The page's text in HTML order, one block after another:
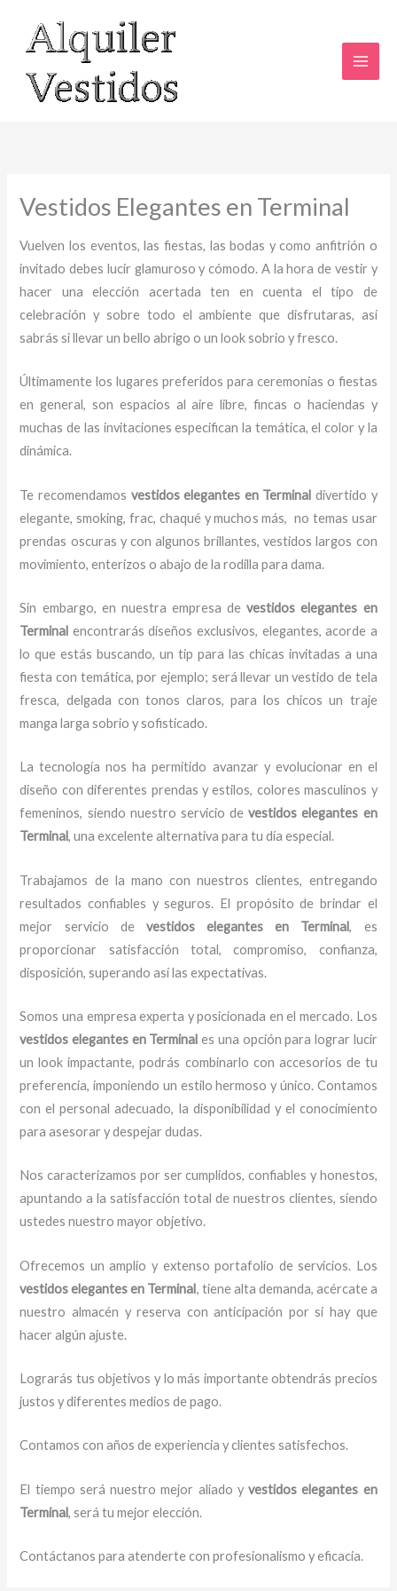
contenido
Vestidos Elegantes en Terminal
Vuelven los eventos, las fiestas, las bodas y como anfitrión o
invitado debes lucir glamuroso y cómodo. A la hora de vestir y
hacer una elección acertada ten en cuenta el tipo de
celebración y sobre todo el ambiente que disfrutaras, así
sabrás si llevar un bello abrigo o un look sobrio y fresco.
Últimamente los lugares preferidos para ceremonias o fiestas
en general, son espacios al aire libre, fincas o haciendas y
muchas de las invitaciones especifican la temática, el color y la
dinámica.
Te recomendamos vestidos elegantes en Terminal divertido y
elegante, smoking, frac, chaqué y muchos más, no temas usar
prendas oscuras y con algunos brillantes, vestidos largos con
movimiento, enterizos o abajo de la rodilla para dama.
Sin embargo, en nuestra empresa devestidos elegantes en
Terminal encontrarás diseños exclusivos, elegantes, acorde a
lo que estás buscando, un tip para las chicas invitadas a una
fiesta con temática, por ejemplo; será llevar un vestido de tela
fresca, delgada con tonos claros, para los chicos un traje
manga larga sobrio y sofisticado.
La tecnología nos ha permitido avanzar y evolucionar en el
diseño con diferentes prendas y estilos, colores masculinos y
femeninos, siendo nuestro servicio devestidos elegantes en
Terminal, una excelente alternativa para tu día especial.
Trabajamos de la mano con nuestros clientes, entregando
resultados confiables y seguros. El propósito de brindar el
mejor servicio de vestidos elegantes en Terminal, es
proporcionar satisfacción total, compromiso, confianza,
disposición, superando así las expectativas.
Somos una empresa experta y posicionada en el mercado. Los
vestidos elegantes en Terminales una opción para lograr lucir
un look impactante, podrás combinarlo con accesorios de tu
preferencia, imponiendo un estilo hermoso y único. Contamos
con el personal adecuado, la disponibilidad y el conocimiento
para asesorar y despejar dudas.
Nos caracterizamos por ser cumplidos, confiables y honestos,
apuntando a la satisfacción total de nuestros clientes, siendo
ustedes nuestro mayor objetivo.
Ofrecemos un amplio y extenso portafolio de servicios. Los
vestidos elegantes en Terminal, tiene alta demanda, acércate a
nuestro almacén y reserva con anticipación por si hay que
hacer algún ajuste.
Lograrás tus objetivos y lo más importante obtendrás precios
justos y diferentes medios de pago.
Contamos con años de experiencia y clientes satisfechos.
El tiempo será nuestro mejor aliado yvestidos elegantes en
Terminal, será tu mejor elección.
Contáctanos para atenderte con profesionalismo y eficacia.